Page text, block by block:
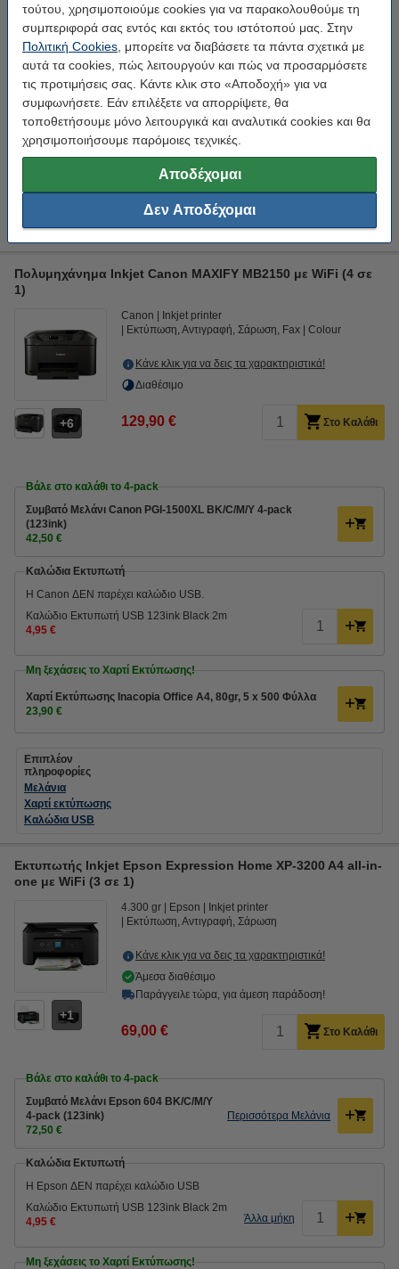
τούτου, χρησιμοποιούμε cookies για να παρακολουθούμε τη
συμπεριφορά σας εντός και εκτός του ιστότοπού μας. Στην
Πολιτική Cookies , μπορείτε να διαβάσετε τα πάντα σχετικά με
αυτά τα cookies, πώς λειτουργούν και πώς να προσαρμόσετε
τις προτιμήσεις σας. Κάντε κλικ στο «Αποδοχή» για να
συμφωνήσετε. Εάν επιλέξετε να απορρίψετε, θα
τοποθετήσουμε μόνο λειτουργικά και αναλυτικά cookies και θα
χρησιμοποιήσουμε παρόμοιες τεχνικές.
Αποδέχομαι
Δεν Αποδέχομαι
Καλώδιο Εκτυπωτή USB 123ink Black 2m
Μη ξεχάσεις το Χαρτί Εκτύπωσης!
Χαρτί Εκτύπωσης Inacopia Office Α4, 80gr, 5 x 500 Φύλλα
23,90 €
Χαρτί Εκτύπωσης
Καλώδιο USB
Πολυμηχάνημα Inkjet Canon MAXIFY MB2150 με WiFi (4 σε
1)
6
Canon
Inkjet printer
Εκτύπωση, Αντιγραφή, Σάρωση, Fax
Colour
Κάνε κλικ για να δεις τα χαρακτηριστικά!
Διαθέσιμο
129,90 € Στο Καλάθι
Βάλε στο καλάθι το 4-pack
Συμβατό Μελάνι Canon PGI-1500XL BK/C/M/Y 4-pack
(123ink)
42,50 €
Καλώδια Εκτυπωτή
Η Canon ΔΕΝ παρέχει καλώδιο USB.
Καλώδιο Εκτυπωτή USB 123ink Black 2m
4,95 €
Μη ξεχάσεις το Χαρτί Εκτύπωσης!
Χαρτί Εκτύπωσης Inacopia Office Α4, 80gr, 5 x 500 Φύλλα
23,90 €
Επιπλέον
πληροφορίες
Μελάνια
Χαρτί εκτύπωσης
Καλώδια USB
Εκτυπωτής Inkjet Epson Expression Home XP-3200 A4 all-in-
one με WiFi (3 σε 1)
1
4.300 gr Epson
Inkjet printer
Εκτύπωση, Αντιγραφή, Σάρωση
Κάνε κλικ για να δεις τα χαρακτηριστικά!
Άμεσα διαθέσιμο
Παράγγειλε τώρα, για άμεση παράδοση!
69,00 € Στο Καλάθι
Βάλε στο καλάθι το 4-pack
Συμβατό Μελάνι Epson 604 BK/C/M/Y
4-pack (123ink)
72,50 €
Περισσότερα Μελάνια
Καλώδια Εκτυπωτή
Η Epson ΔΕΝ παρέχει καλώδιο USB
Καλώδιο Εκτυπωτή USB 123ink Black 2m
4,95 €
Άλλα μήκη
Μη ξεχάσεις το Χαρτί Εκτύπωσης!